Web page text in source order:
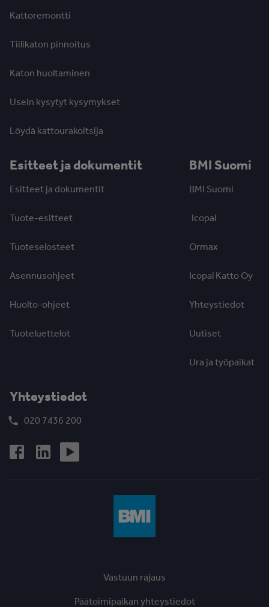
Kattoremontti
Tiilikaton pinnoitus
Katon huoltaminen
Usein kysytyt kysymykset
Löydä kattourakoitsija
Esitteet ja dokumentit
Esitteet ja dokumentit
Tuote-esitteet
Tuoteselosteet
Asennusohjeet
Huolto-ohjeet
Tuoteluettelot
BMI Suomi
BMI Suomi
Icopal
Ormax
Icopal Katto Oy
Yhteystiedot
Uutiset
Ura ja työpaikat
Yhteystiedot
020 7436 200
Vastuun rajaus
Päätoimipaikan yhteystiedot